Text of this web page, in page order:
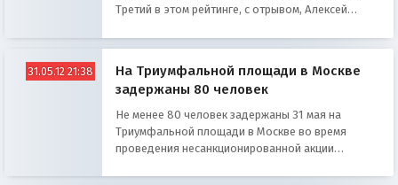
Третий в этом рейтинге, с отрывом, Алексей
31.05.12 21:38
На Триумфальной площади в Москве
задержаны 80 человек
Не менее 80 человек задержаны 31 мая на
Триумфальной площади в Москве во время
проведения несанкционированной акции